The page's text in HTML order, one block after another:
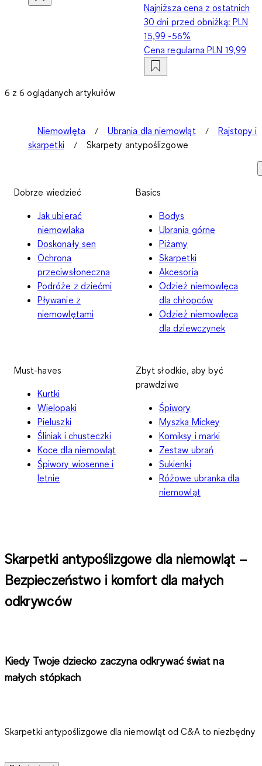
Najniższa cena z ostatnich
30 dni przed obniżką: PLN
15,99 -56%
Cena regularnaPLN 19,99
6 z 6 oglądanych artykułów
Niemowlęta Ubrania dla niemowląt
Rajstopy i
skarpetki
Skarpety antypoślizgowe
Dobrze wiedzieć
Jak ubierać
niemowlaka
Doskonały sen
Ochrona
przeciwsłoneczna
Podróże z dziećmi
Pływanie z
niemowlętami
Basics
Bodys
Ubrania górne
Piżamy
Skarpetki
Akcesoria
Odzież niemowlęca
dla chłopców
Odzież niemowlęca
dla dziewczynek
Must-haves
Kurtki
Wielopaki
Pieluszki
Śliniak i chusteczki
Koce dla niemowląt
Śpiwory wiosenne i
letnie
Zbyt słodkie, aby być
prawdziwe
Śpiwory
Myszka Mickey
Komiksy i marki
Zestaw ubrań
Sukienki
Różowe ubranka dla
niemowląt
Skarpetki antypoślizgowe dla niemowląt –
Bezpieczeństwo i komfort dla małych
odkrywców
Kiedy Twoje dziecko zaczyna odkrywać świat na
małych stópkach
Skarpetki antypoślizgowe dla niemowląt od C&A to niezbędny
pewną przyczepność na gładkich powierzchniach podczas